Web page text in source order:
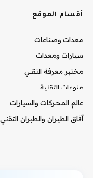
أقسام الموقع
معدات وصناعات
سيارات ومعدات
مختبر معرفة التقني
منوعات التقنية
عالم المحركات والسيارات
آفاق الطيران والطيران التقني